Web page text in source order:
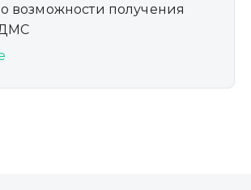
возможности получения
ДМС